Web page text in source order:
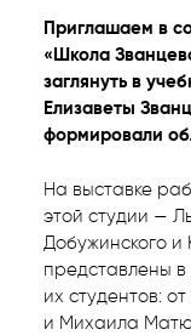
Приглашаем в
«Школа
заглянуть в
Елизаветы
формировали
На выставке
этой студии —
Добужинского
представлены
их студентов:
и Михаила